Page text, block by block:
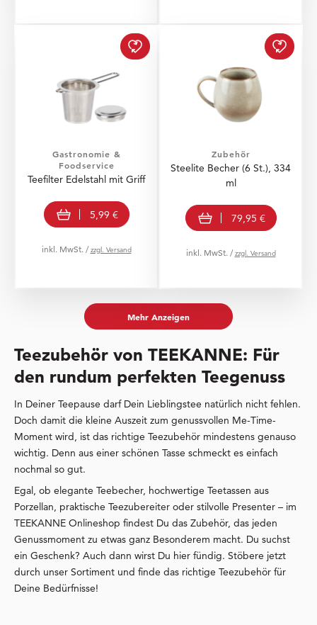
Teefilter Edelstahl mit
Gastronomie &
Foodservice
Teefilter Edelstahl mit Griff
In den Warenkorb
5,99 €
inkl. MwSt. /zzgl. Versand
Zubehör
Steelite Becher (6 St.), 334
ml
In den Warenkorb
79,95 €
inkl. MwSt. /zzgl. Versand
Mehr Anzeigen
Teezubehör von TEEKANNE: Für
den rundum perfekten Teegenuss
In Deiner Teepause darf Dein Lieblingstee natürlich nicht fehlen.
Doch damit die kleine Auszeit zum genussvollen Me-Time-
Moment wird, ist das richtige Teezubehör mindestens genauso
wichtig. Denn aus einer schönen Tasse schmeckt es einfach
nochmal so gut.
Egal, ob elegante Teebecher, hochwertige Teetassen aus
Porzellan, praktische Teezubereiter oder stilvolle Presenter – im
TEEKANNE Onlineshop findest Du das Zubehör, das jeden
Genussmoment zu etwas ganz Besonderem macht. Du suchst
ein Geschenk? Auch dann wirst Du hier fündig. Stöbere jetzt
durch unser Sortiment und finde das richtige Teezubehör für
Deine Bedürfnisse!